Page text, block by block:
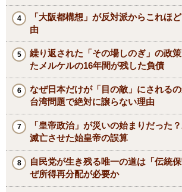
「大阪都構想」が反対派からこれほ
由
繰り返された「その場しのぎ」の政
たメルケルの16年間が残した負債
なぜ日本だけが「目の敵」にされる
台湾問題で絶対に譲らない理由
「皇帝政治」が災いの始まりだった
滅亡させた始皇帝の誤算
自民党が生き残る唯一の道は「伝統
ぜ所得再分配が必要か